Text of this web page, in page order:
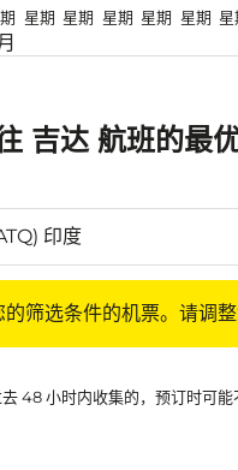
星期 星期 星期 星期 星期 星
吉达 航班的最
筛选条件的机票。请调整
48 小时内收集的，预订时可